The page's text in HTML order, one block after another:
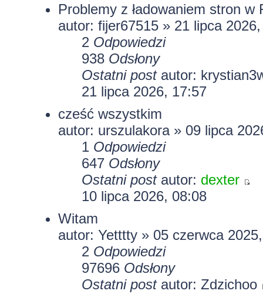
Problemy z ładowaniem stron w
autor: fijer67515» 21 lipca
2 Odpowiedzi
938 Odsłony
Ostatni post autor:
21 lipca 2026, 17:57
cześć wszystkim
autor: urszulakora» 09 lipca
1 Odpowiedzi
647 Odsłony
Ostatni post autor: dexter
10 lipca 2026, 08:08
Witam
autor: Yetttty» 05 czerwca
2 Odpowiedzi
97696 Odsłony
Ostatni post autor: Zdzichoo